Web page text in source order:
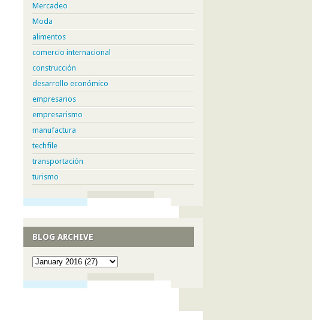
Mercadeo
Moda
alimentos
comercio internacional
construcción
desarrollo económico
empresarios
empresarismo
manufactura
techfile
transportación
turismo
BLOG ARCHIVE